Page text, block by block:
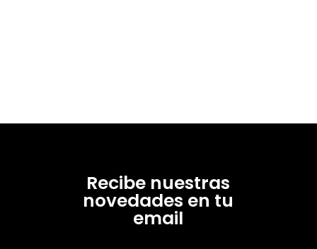
Recibe nuestras
novedades en tu
email